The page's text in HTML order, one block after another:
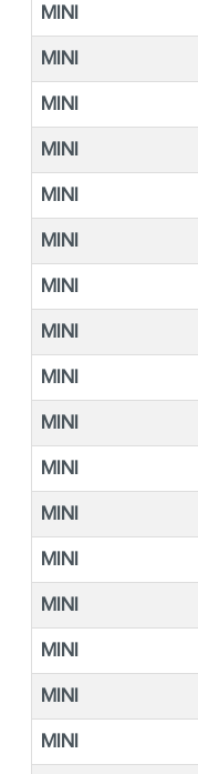
MINI
MINI
MINI
MINI
MINI
MINI
MINI
MINI
MINI
MINI
MINI
MINI
MINI
MINI
MINI
MINI
MINI